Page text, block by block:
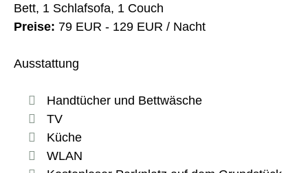
Bett, 1 Schlafsofa, 1 Couch
Preise: 79 EUR - 129 EUR / Nacht
Ausstattung
Handtücher und Bettwäsche
TV
Küche
WLAN